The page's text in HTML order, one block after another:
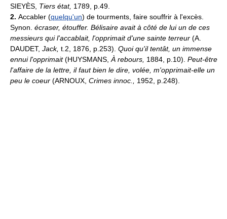
SIEYÈS, Tiers état, 1789, p.49.
2. Accabler (quelqu'un) de tourments, faire souffrir à l'excès.
Synon. écraser, étouffer. Bélisaire avait à côté de lui un de ces
messieurs qui l'accablait, l'opprimait d'une sainte terreur (A.
DAUDET, Jack, t.2, 1876, p.253). Quoi qu'il tentât, un immense
ennui l'opprimait(HUYSMANS, À rebours, 1884, p.10). Peut-être
l'affaire de la lettre, il faut bien le dire, volée, m'opprimait-elle un
peu le coeur (ARNOUX, Crimes innoc., 1952, p.248).